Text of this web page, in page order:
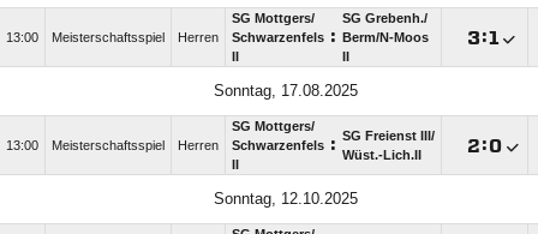
13:00 Meisterschaftsspiel Herren
SG Mottgers/​
Schwarzenfels :
SG Grebenh./​
Berm/​N-Moos
:
Sonntag, 17.08.2025
13:00 Meisterschaftsspiel Herren
SG Mottgers/​
Schwarzenfels : SG Freienst III/​
Wüst.-Lich.II
:
Sonntag, 12.10.2025